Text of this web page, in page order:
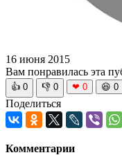
16 июня 2015
Вам понравилась эта
👍 0 👎 0 ❤ 0 😆 0
Поделиться
Комментарии